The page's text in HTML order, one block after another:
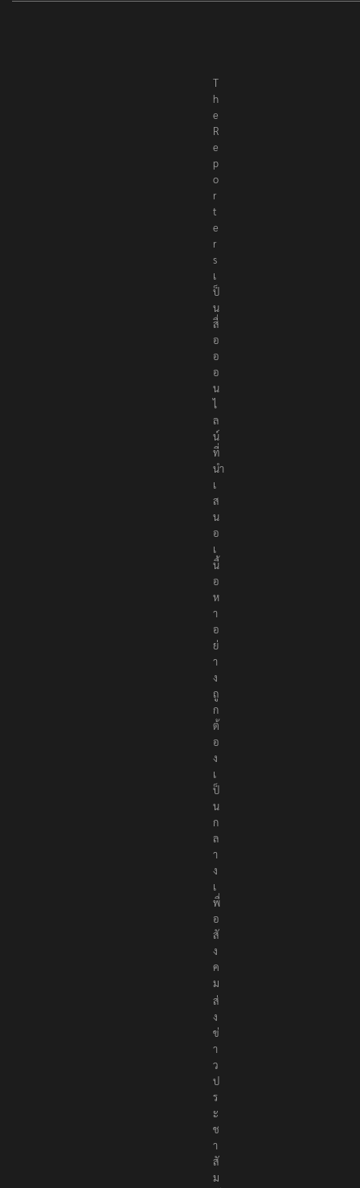
T
h
e
R
e
p
o
r
t
e
r
s
เ
ป็
น
สื่
อ
อ
อ
น
ไ
ล
น์
ที่
นำ
เ
ส
น
อ
เ
นื้
อ
ห
า
อ
ย่
า
ง
ถู
ก
ต้
อ
ง
เ
ป็
น
ก
ล
า
ง
เ
พื่
อ
สั
ง
ค
ม
ส่
ง
ข่
า
ว
ป
ร
ะ
ช
า